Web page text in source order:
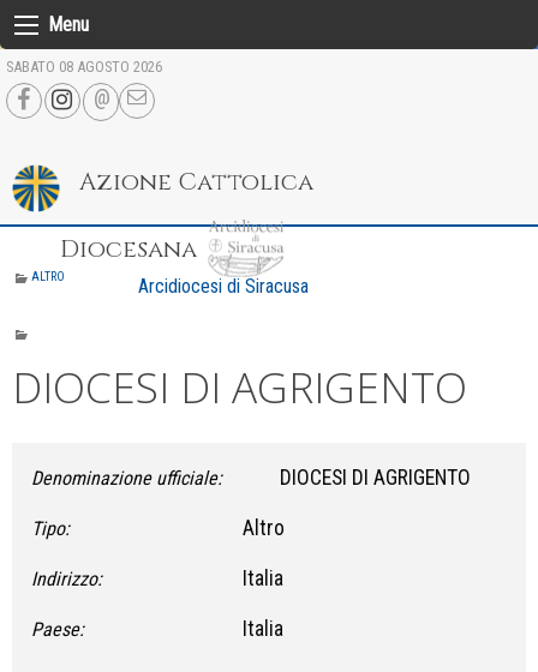
Skip
to
content
Menu
SABATO 08 AGOSTO 2026
Azione Cattolica
Diocesana
Arcidiocesi di Siracusa
ALTRO
DIOCESI DI AGRIGENTO
Denominazione ufficiale: DIOCESI DI AGRIGENTO
Tipo: Altro
Indirizzo: Italia
Paese: Italia